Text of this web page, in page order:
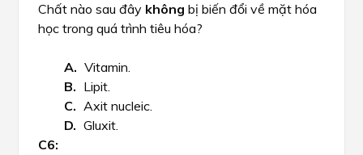
Chất nào sau đây không bị biến đổi về mặt hóa
học trong quá trình tiêu hóa?
Vitamin.
Lipit.
Axit nucleic.
Gluxit.